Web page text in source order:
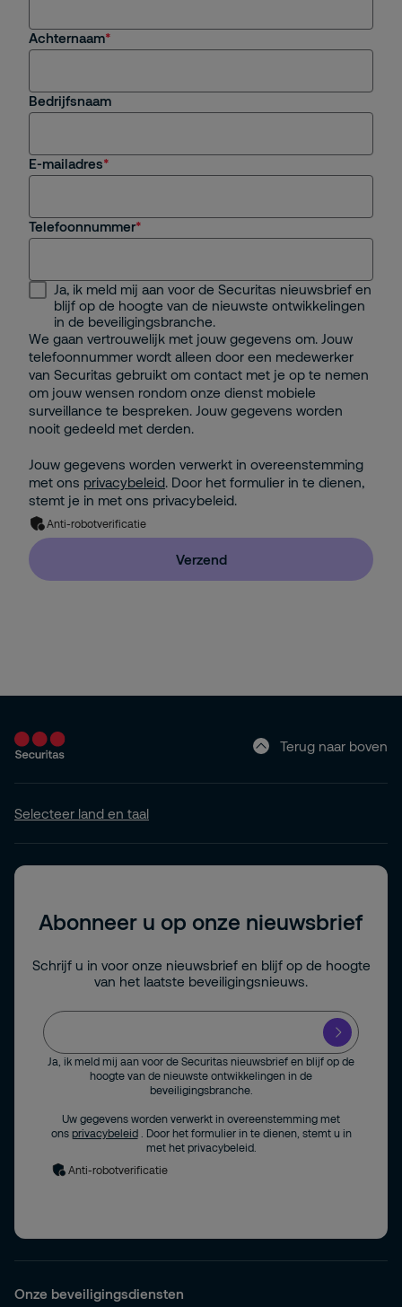
Achternaam
Bedrijfsnaam
E-mailadres
Telefoonnummer
Ja, ik meld mij aan voor de Securitas nieuwsbrief en
blijf op de hoogte van de nieuwste ontwikkelingen
in de beveiligingsbranche.
We gaan vertrouwelijk met jouw gegevens om. Jouw
telefoonnummer wordt alleen door een medewerker
van Securitas gebruikt om contact met je op te nemen
om jouw wensen rondom onze dienst mobiele
surveillance te bespreken. Jouw gegevens worden
nooit gedeeld met derden.
Jouw gegevens worden verwerkt in overeenstemming
met ons privacybeleid. Door het formulier in te dienen,
stemt je in met ons privacybeleid.
Anti-robotverificatie
Verzend
Terug naar boven
Selecteer land en taal
Abonneer u op onze nieuwsbrief
Schrijf u in voor onze nieuwsbrief en blijf op de hoogte
van het laatste beveiligingsnieuws.
Ja, ik meld mij aan voor de Securitas nieuwsbrief en blijf op de
hoogte van de nieuwste ontwikkelingen in de
beveiligingsbranche.
Uw gegevens worden verwerkt in overeenstemming met
ons privacybeleid
. Door het formulier in te dienen, stemt u in
met het privacybeleid.
Anti-robotverificatie
Onze beveiligingsdiensten